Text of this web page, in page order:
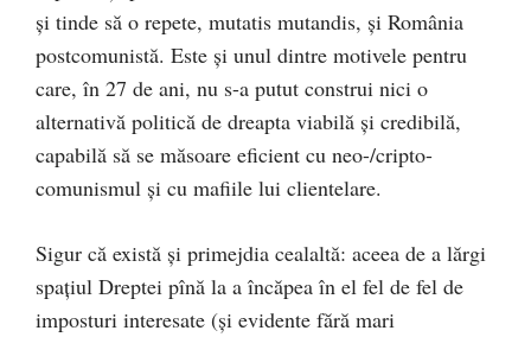
şi tinde să o repete, mutatis mutandis, şi România
postcomunistă. Este şi unul dintre motivele pentru
care, în 27 de ani, nu s-a putut construi nici o
alternativă politică de dreapta viabilă şi credibilă,
capabilă să se măsoare eficient cu neo-/cripto-
comunismul şi cu mafiile lui clientelare.
Sigur că există şi primejdia cealaltă: aceea de a lărgi
spaţiul Dreptei pînă la a încăpea în el fel de fel de
imposturi interesate (şi evidente fără mari